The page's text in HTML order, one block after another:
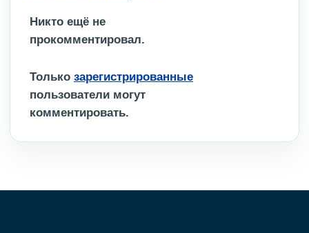
Никто ещё не
прокомментировал.
Только зарегистрированные
пользователи могут
комментировать.